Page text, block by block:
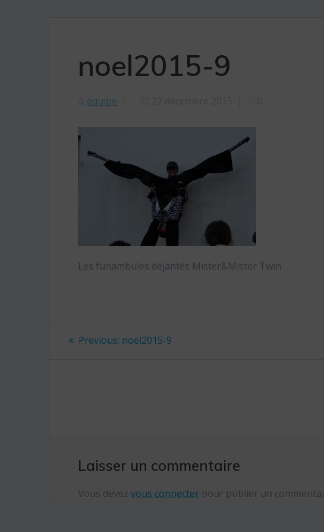
noel2015-9
equipe
Les funambules déjantés Mister&Mister Twin
Navigation
Previous: Previous
noel2015-9
Laisser un commentaire
Vous devezvous connecter pour publier un